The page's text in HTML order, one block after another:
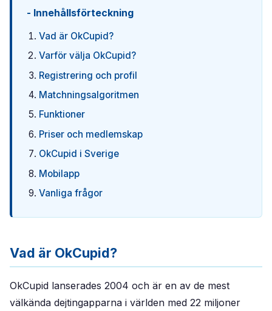
Innehållsförteckning
Vad är OkCupid?
Varför välja OkCupid?
Registrering och profil
Matchningsalgoritmen
Funktioner
Priser och medlemskap
OkCupid i Sverige
Mobilapp
Vanliga frågor
Vad är OkCupid?
OkCupid lanserades 2004 och är en av de mest
välkända dejtingapparna i världen med 22 miljoner